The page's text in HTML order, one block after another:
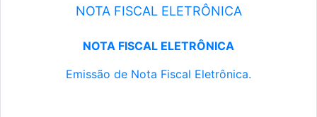
NOTA FISCAL ELETRÔNICA
NOTA FISCAL ELETRÔNICA
Emissão de Nota Fiscal Eletrônica.